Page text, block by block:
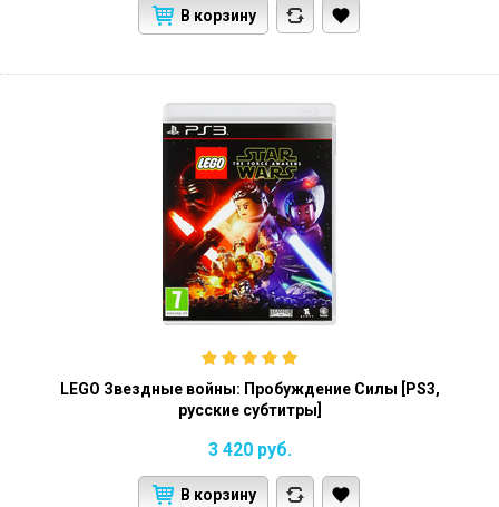
В корзину
LEGO Звездные войны: Пробуждение Силы [PS3,
русские субтитры]
3 420 руб.
В корзину